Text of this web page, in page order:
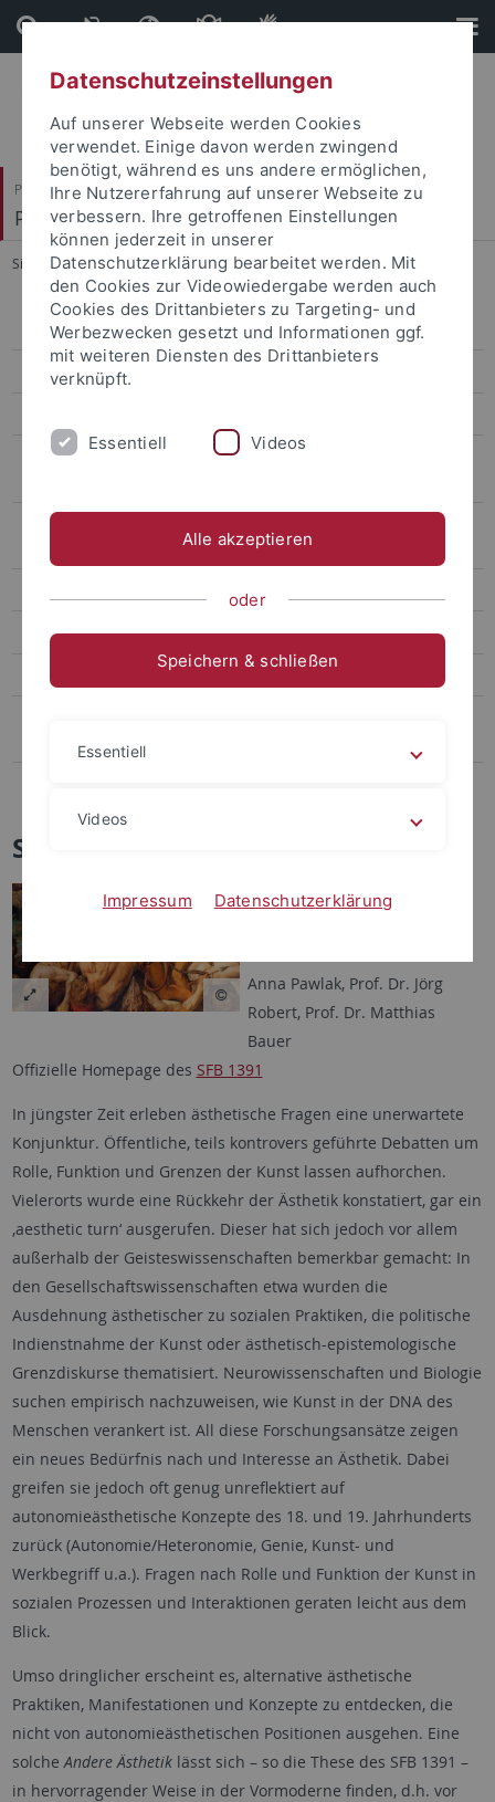
Direkt
zum
Inhalt
Direkt
zur
Fußleiste
Philosophische Fakultät
Prof. Dr. Jörg Robert
Sie sind hier: Startseite ... SFB 1391 Andere Ästhetik
SFB 1391 Andere Ästhetik
A03: Reine Sprache, guter Ton
VL17: Literaturwissenschaftliches Verfasserlexikon 17. Jahrhundert
DFG-Projekt Hybrid-Edition der deutschsprachigen Werke des Martin
DFG-Projekt “Allen Kunstliebenden zu Nutzen”
Artes Zeitschrift für Literatur und Künste der frühmodernen Welt
Poesis Schriften zu Literatur und den Künsten der Frühmoderne
Literaturwissenschaft
SFB 1391 Andere Ästhetik
Sprecherin: Prof. Dr. Annette
Anna Pawlak, Prof. Dr. Jörg
Robert, Prof. Dr. Matthias
Bauer
Offizielle Homepage des SFB 1391
In jüngster Zeit erleben ästhetische Fragen eine unerwartete
Konjunktur. Öffentliche, teils kontrovers geführte Debatten um
Rolle, Funktion und Grenzen der Kunst lassen aufhorchen.
Vielerorts wurde eine Rückkehr der Ästhetik konstatiert, gar ein
‚aesthetic turn‘ ausgerufen. Dieser hat sich jedoch vor allem
außerhalb der Geisteswissenschaften bemerkbar gemacht: In
den Gesellschaftswissenschaften etwa wurden die
Ausdehnung ästhetischer zu sozialen Praktiken, die politische
Indienstnahme der Kunst oder ästhetisch-epistemologische
Grenzdiskurse thematisiert. Neurowissenschaften und Biologie
suchen empirisch nachzuweisen, wie Kunst in der DNA des
Menschen verankert ist. All diese Forschungsansätze zeigen
ein neues Bedürfnis nach und Interesse an Ästhetik. Dabei
greifen sie jedoch oft genug unreflektiert auf
autonomieästhetische Konzepte des 18. und 19. Jahrhunderts
zurück (Autonomie/Heteronomie, Genie, Kunst- und
Werkbegriff u.a.). Fragen nach Rolle und Funktion der Kunst in
sozialen Prozessen und Interaktionen geraten leicht aus dem
Blick.
Umso dringlicher erscheint es, alternative ästhetische
Praktiken, Manifestationen und Konzepte zu entdecken, die
nicht von autonomieästhetischen Positionen ausgehen. Eine
solche Andere Ästhetiklässt sich – so die These des SFB 1391 –
in hervorragender Weise in der Vormoderne finden, d.h. vor
Datenschutzeinstellungen
Auf unserer Webseite werden Cookies
verwendet. Einige davon werden zwingend
benötigt, während es uns andere ermöglichen,
Ihre Nutzererfahrung auf unserer Webseite zu
verbessern. Ihre getroffenen Einstellungen
können jederzeit in unserer
Datenschutzerklärung bearbeitet werden. Mit
den Cookies zur Videowiedergabe werden auch
Cookies des Drittanbieters zu Targeting- und
Werbezwecken gesetzt und Informationen ggf.
mit weiteren Diensten des Drittanbieters
verknüpft.
Essentiell Videos
Alle akzeptieren
oder
Speichern & schließen
Essentiell
Videos
Impressum Datenschutzerklärung